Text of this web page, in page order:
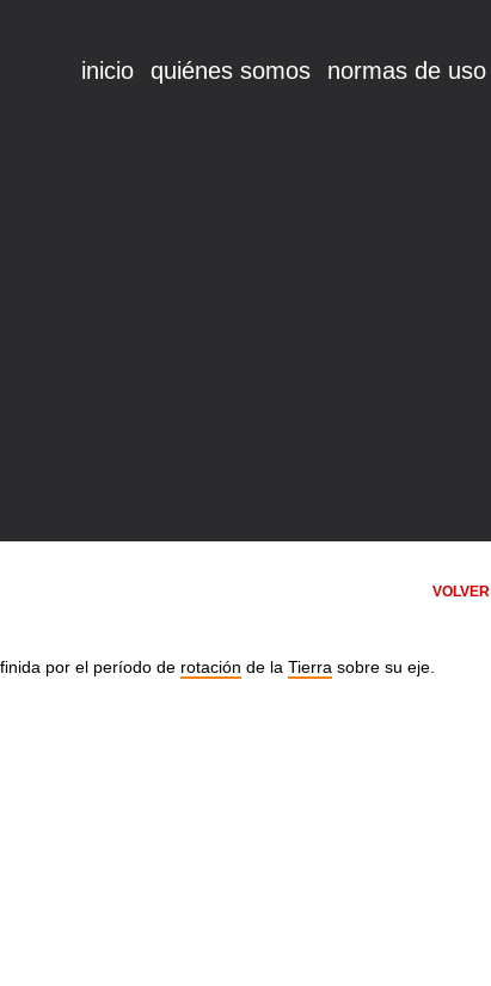
inicio quiénes somos normas de uso
VOLVER
por el período de rotación de la Tierra sobre su eje.